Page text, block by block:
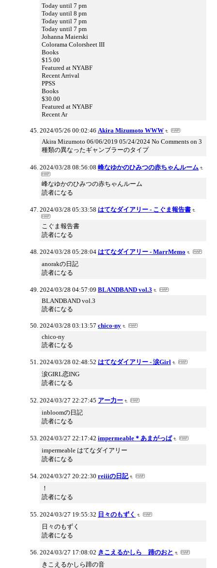
Today until 7 pm
Today until 8 pm
Today until 7 pm
Today until 7 pm
Johanna Maierski
Colorama Colorsheet III
Books
$15.00
Featured at NYABF
Recent Arrival
PPSS
Books
$30.00
Featured at NYABF
Recent Ar
2024/05/26 00:02:46 Akira Mizumoto WWW
Akira Mizumoto 06/06/2019 05/24/2024 No Comments on 3
種類の異なったギャンブラーのタイプ
2024/03/28 08:56:08 峰なゆかのひみつの赤ちゃんルーム
峰なゆかのひみつの赤ちゃんルーム
読者になる
2024/03/28 05:33:58 はてなダイアリー - こぐま報告書
こぐま報告書
読者になる
2024/03/28 05:28:04 はてなダイアリー - MarrMemo
anorakの日記
読者になる
2024/03/28 04:57:09 BLANDBAND vol.3
BLANDBAND vol.3
読者になる
2024/03/28 03:13:57 chico-ny
chico-ny
読者になる
2024/03/28 02:48:52 はてなダイアリー - 涙Girl
涙GIRL恋ING
読者になる
2024/03/27 22:27:45 アー力ー
inbloomの日記
読者になる
2024/03/27 22:17:42 impermeable＊あまがっぱ
impermeable はてなダイアリー
読者になる
2024/03/27 20:22:30 reiiiの日記
！
読者になる
2024/03/27 19:55:32 日々のもずく
日々のもずく
読者になる
2024/03/27 17:08:02 きこえるかしら 蹄のおと
きこえるかしら蹄の音